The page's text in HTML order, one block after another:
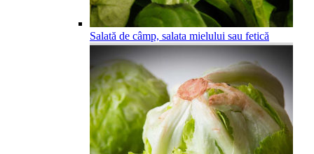
Salată de câmp, salata mielului sau fetică